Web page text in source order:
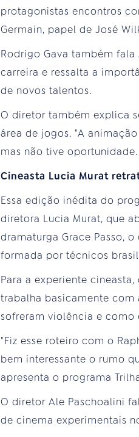
protagonistas encontros
Germain, papel de José
Rodrigo Gava também
carreira e ressalta a
de novos talentos.
O diretor também explica
área de jogos. "A
mas não tive
Cineasta Lucia Murat
Essa edição inédita do
diretora Lucia Murat, que
dramaturga Grace Passo,
formada por técnicos
Para a experiente
trabalha basicamente
sofreram violência e como
"Fiz esse roteiro com o
bem interessante o rumo
apresenta o programa
O diretor Ale Paschoalini
de cinema experimentais